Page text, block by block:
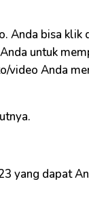
Anda bisa klik
untuk
Anda
yang dapat